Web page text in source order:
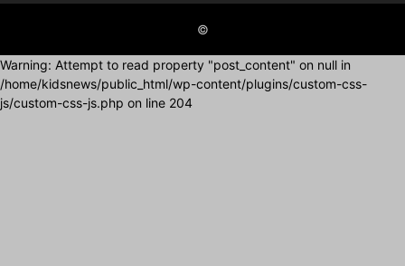
©
Warning: Attempt to read property "post_content" on null in
/home/kidsnews/public_html/wp-content/plugins/custom-css-
js/custom-css-js.php on line 204